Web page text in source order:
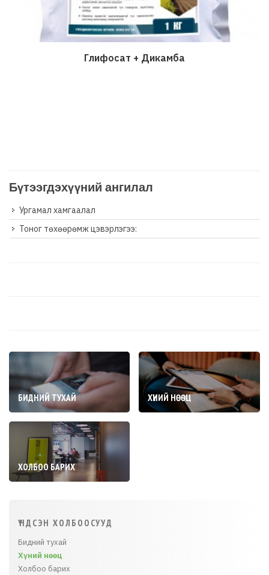
ДэлгэрэнгүйГлифосат + Дикамба
Бүтээгдэхүүний ангилал
Ургамал хамгаалал
Тоног төхөөрөмж цэвэрлэгээ:
БИДНИЙ ТУХАЙ ХҮНИЙ НӨӨЦ
ХОЛБОО БАРИХ
ҮНДСЭН ХОЛБООСУУД
Бидний тухай
Хүний нөөц
Холбоо барих